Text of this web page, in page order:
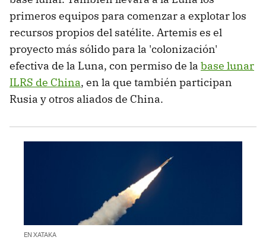
primeros equipos para comenzar a explotar los
recursos propios del satélite. Artemis es el
proyecto más sólido para la 'colonización'
efectiva de la Luna, con permiso de la base lunar
ILRS de China, en la que también participan
Rusia y otros aliados de China.
EN XATAKA